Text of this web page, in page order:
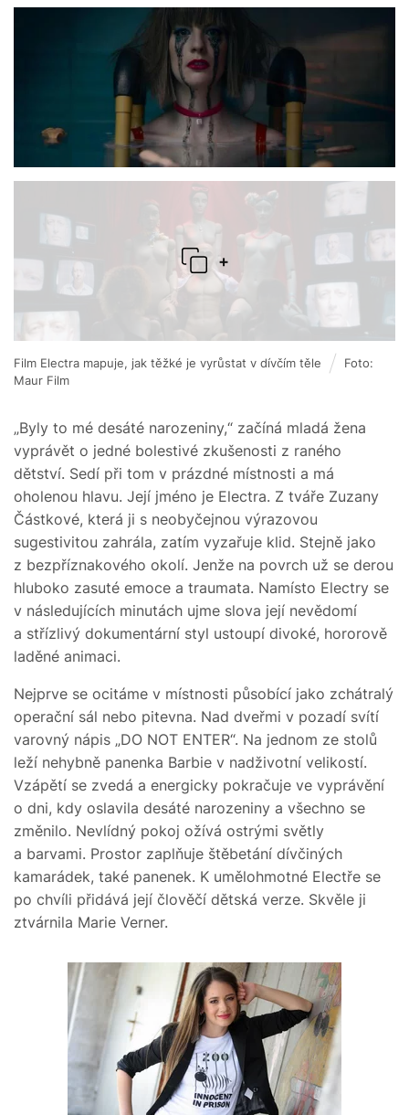
+
Film Electra mapuje, jak těžké je vyrůstat v dívčím těle
Foto:
Maur Film
„Byly to mé desáté narozeniny,“ začíná mladá žena
vyprávět o jedné bolestivé zkušenosti z raného
dětství. Sedí při tom v prázdné místnosti a má
oholenou hlavu. Její jméno je Electra. Z tváře Zuzany
Částkové, která ji s neobyčejnou výrazovou
sugestivitou zahrála, zatím vyzařuje klid. Stejně jako
z bezpříznakového okolí. Jenže na povrch už se derou
hluboko zasuté emoce a traumata. Namísto Electry se
v následujících minutách ujme slova její nevědomí
a střízlivý dokumentární styl ustoupí divoké, hororově
laděné animaci.
Nejprve se ocitáme v místnosti působící jako zchátralý
operační sál nebo pitevna. Nad dveřmi v pozadí svítí
varovný nápis „DO NOT ENTER“. Na jednom ze stolů
leží nehybně panenka Barbie v nadživotní velikostí.
Vzápětí se zvedá a energicky pokračuje ve vyprávění
o dni, kdy oslavila desáté narozeniny a všechno se
změnilo. Nevlídný pokoj ožívá ostrými světly
a barvami. Prostor zaplňuje štěbetání dívčiných
kamarádek, také panenek. K umělohmotné Electře se
po chvíli přidává její člověčí dětská verze. Skvěle ji
ztvárnila Marie Verner.